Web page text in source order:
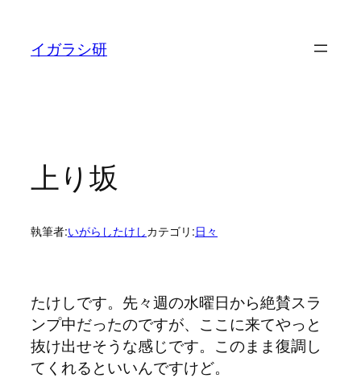
イガラシ研
上り坂
執筆者:いがらしたけしカテゴリ:日々
たけしです。先々週の水曜日から絶賛スラ
ンプ中だったのですが、ここに来てやっと
抜け出せそうな感じです。このまま復調し
てくれるといいんですけど。